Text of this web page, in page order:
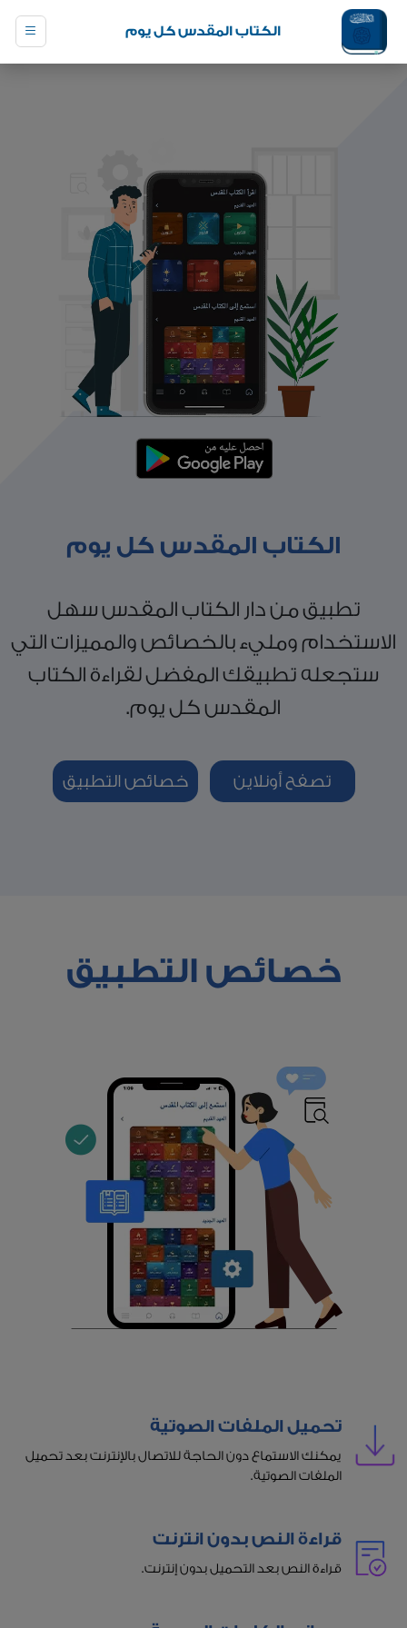
الكتاب المقدس كل يوم
الكتاب المقدس كل يوم
تطبيق من دار الكتاب المقدس سهل
الاستخدام ومليء بالخصائص والمميزات التي
ستجعله تطبيقك المفضل لقراءة الكتاب
المقدس كل يوم.
تصفح أونلاين خصائص التطبيق
خصائص التطبيق
تحميل الملفات الصوتية
يمكنك الاستماع دون الحاجة للاتصال بالإنترنت بعد تحميل
الملفات الصوتية.
قراءة النص بدون انترنت
قراءة النص بعد التحميل بدون إنترنت.